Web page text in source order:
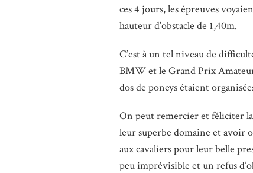
ces 4 jours, les épreuves
hauteur d’obstacle de 1,40m.
C’est à un tel niveau de
BMW et le Grand Prix
dos de poneys étaient
On peut remercier et féliciter
leur superbe domaine et avoir
aux cavaliers pour leur belle
peu imprévisible et un refus